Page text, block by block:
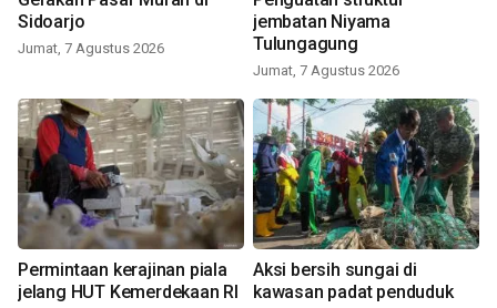
Sidoarjo
Jumat, 7 Agustus 2026
jembatan Niyama
Tulungagung
Jumat, 7 Agustus 2026
Permintaan kerajinan piala
jelang HUT Kemerdekaan RI
Aksi bersih sungai di
kawasan padat penduduk